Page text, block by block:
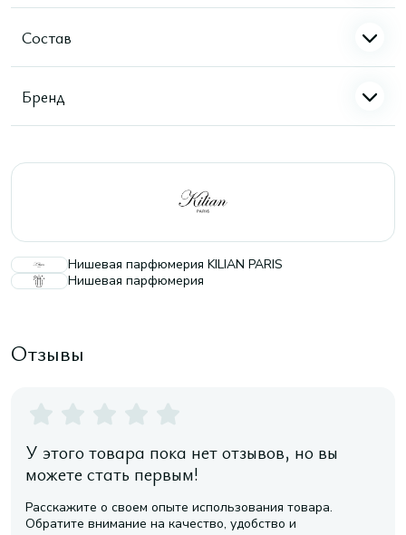
Состав
Бренд
Нишевая парфюмерия KILIAN PARIS
Нишевая парфюмерия
Отзывы
У этого товара пока нет отзывов, но вы
можете стать первым!
Расскажите о своем опыте использования товара.
Обратите внимание на качество, удобство и